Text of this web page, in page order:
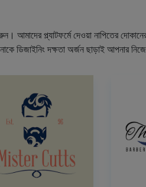
আমাদের প্ল্যাটফর্মে দেওয়া নাপিতের
ডিজাইনিং দক্ষতা অর্জন ছাড়াই আপনার